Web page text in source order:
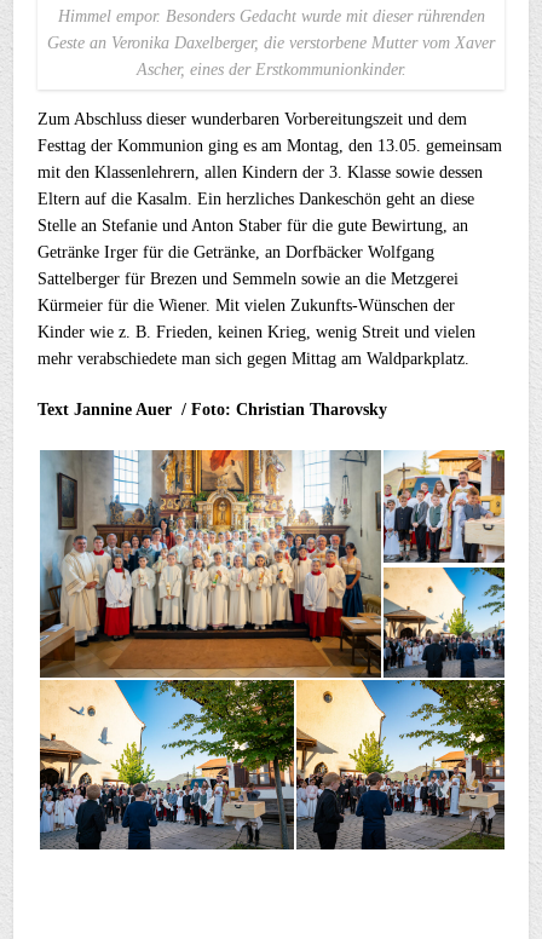
Himmel empor. Besonders Gedacht wurde mit dieser rührenden
Geste an Veronika Daxelberger, die verstorbene Mutter vom Xaver
Ascher, eines der Erstkommunionkinder.
Zum Abschluss dieser wunderbaren Vorbereitungszeit und dem
Festtag der Kommunion ging es am Montag, den 13.05. gemeinsam
mit den Klassenlehrern, allen Kindern der 3. Klasse sowie dessen
Eltern auf die Kasalm. Ein herzliches Dankeschön geht an diese
Stelle an Stefanie und Anton Staber für die gute Bewirtung, an
Getränke Irger für die Getränke, an Dorfbäcker Wolfgang
Sattelberger für Brezen und Semmeln sowie an die Metzgerei
Kürmeier für die Wiener. Mit vielen Zukunfts-Wünschen der
Kinder wie z. B. Frieden, keinen Krieg, wenig Streit und vielen
mehr verabschiedete man sich gegen Mittag am Waldparkplatz.
Text Jannine Auer / Foto: Christian Tharovsky